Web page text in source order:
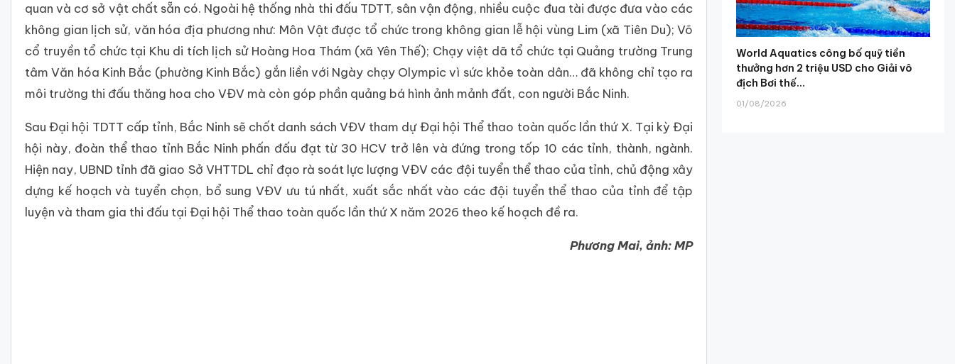
quan và cơ sở vật chất sẵn có. Ngoài hệ thống nhà thi đấu TDTT, sân vận động, nhiều cuộc đua tài được đưa vào các
không gian lịch sử, văn hóa địa phương như: Môn Vật được tổ chức trong không gian lễ hội vùng Lim (xã Tiên Du); Võ
cổ truyền tổ chức tại Khu di tích lịch sử Hoàng Hoa Thám (xã Yên Thế); Chạy việt dã tổ chức tại Quảng trường Trung
tâm Văn hóa Kinh Bắc (phường Kinh Bắc) gắn liền với Ngày chạy Olympic vì sức khỏe toàn dân… đã không chỉ tạo ra
môi trường thi đấu thăng hoa cho VĐV mà còn góp phần quảng bá hình ảnh mảnh đất, con người Bắc Ninh.
Sau Đại hội TDTT cấp tỉnh, Bắc Ninh sẽ chốt danh sách VĐV tham dự Đại hội Thể thao toàn quốc lần thứ X. Tại kỳ Đại
hội này, đoàn thể thao tỉnh Bắc Ninh phấn đấu đạt từ 30 HCV trở lên và đứng trong tốp 10 các tỉnh, thành, ngành.
Hiện nay, UBND tỉnh đã giao Sở VHTTDL chỉ đạo rà soát lực lượng VĐV các đội tuyển thể thao của tỉnh, chủ động xây
dựng kế hoạch và tuyển chọn, bổ sung VĐV ưu tú nhất, xuất sắc nhất vào các đội tuyển thể thao của tỉnh để tập
luyện và tham gia thi đấu tại Đại hội Thể thao toàn quốc lần thứ X năm 2026 theo kế hoạch đề ra.
Phương Mai, ảnh: MP
World Aquatics công bố quỹ tiền
thưởng hơn 2 triệu USD cho Giải vô
địch Bơi thế...
01/08/2026